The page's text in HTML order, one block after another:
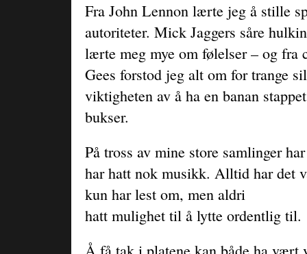
Fra John Lennon lærte jeg å stille
autoriteter. Mick Jaggers såre
lærte meg mye om følelser – og fra
Gees forstod jeg alt om for trange
viktigheten av å ha en banan
bukser.
På tross av mine store samlinger
har hatt nok musikk. Alltid har det
kun har lest om, men aldri
hatt mulighet til å lytte ordentlig til.
Å få tak i platene kan både ha vært